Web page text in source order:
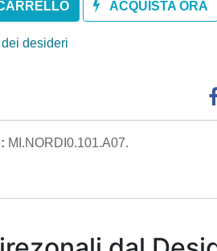
ACQUISTA ORA
desideri
MI.NORDI0.101.A07.